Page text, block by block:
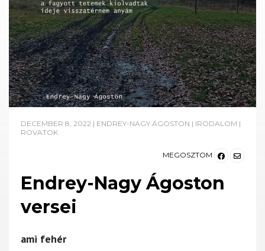
DECEMBER 8, 2022 | ENDREY-NAGY ÁGOSTON | IRODALOM |
ROVATOK
MEGOSZTOM
Endrey-Nagy Ágoston
versei
ami fehér